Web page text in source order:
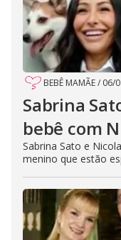
BEBÊ MAMÃE/ 06/
Sabrina
bebê com
Sabrina Sato e
menino que estão